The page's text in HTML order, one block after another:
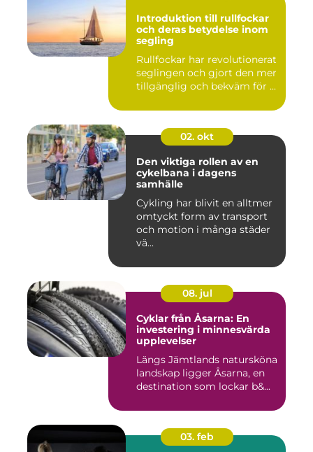
Introduktion till rullfockar
och deras betydelse inom
segling
Rullfockar har revolutionerat
seglingen och gjort den mer
tillgänglig och bekväm för ...
02. okt
Den viktiga rollen av en
cykelbana i dagens
samhälle
Cykling har blivit en alltmer
omtyckt form av transport
och motion i många städer
vä...
08. jul
Cyklar från Åsarna: En
investering i minnesvärda
upplevelser
Längs Jämtlands natursköna
landskap ligger Åsarna, en
destination som lockar b&...
03. feb